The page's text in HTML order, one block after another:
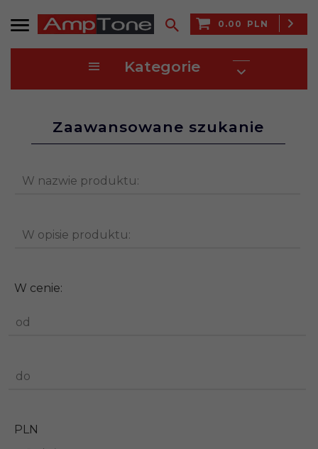
0.00 PLN
Kategorie
Zaawansowane szukanie
W nazwie produktu:
W opisie produktu:
W cenie:
od
do
PLN